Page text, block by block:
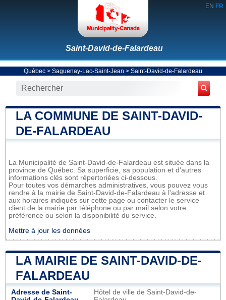
EN FR
Saint-David-de-Falardeau
Québec > Saguenay-Lac-Saint-Jean > Saint-David-de-Falardeau
LA COMMUNE DE SAINT-DAVID-
DE-FALARDEAU
La Municipalité de Saint-David-de-Falardeau est située dans la
province de Québec. Sa superficie, sa population et d'autres
informations clés sont répertoriées ci-dessous.
Pour toutes vos démarches administratives, vous pouvez vous
rendre à la mairie de Saint-David-de-Falardeau à l'adresse et
aux horaires indiqués sur cette page ou contacter le service
client de la mairie par téléphone ou par mail selon votre
préférence ou selon la disponibilité du service.
Mettre à jour les données
LA MAIRIE DE SAINT-DAVID-DE-
FALARDEAU
Adresse de Saint-
Hôtel de ville de Saint-David-de-